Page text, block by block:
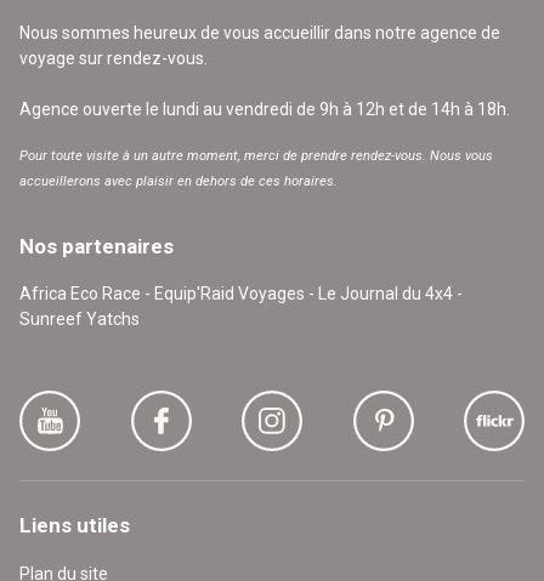
Nous sommes heureux de vous accueillir dans notre agence de
voyage sur rendez-vous.
Agence ouverte le lundi au vendredi de 9h à 12h et de 14h à 18h.
Pour toute visite à un autre moment, merci de prendre rendez-vous. Nous vous
accueillerons avec plaisir en dehors de ces horaires.
Nos partenaires
Africa Eco Race - Equip'Raid Voyages - Le Journal du 4x4 -
Sunreef Yatchs
Liens utiles
Plan du site